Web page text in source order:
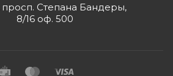
просп. Степана Бандеры,
8/16 оф. 500